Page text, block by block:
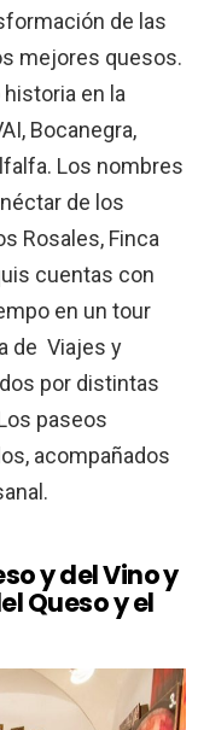
de las
mejores quesos.
en la
Bocanegra,
Los nombres
de los
Rosales, Finca
cuentas con
en un tour
de Viajes y
por distintas
paseos
acompañados
y del Vino y
Queso y el